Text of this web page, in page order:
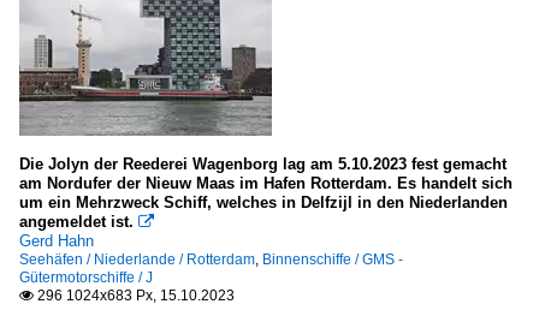
Die Jolyn der Reederei Wagenborg lag am 5.10.2023 fest gemacht
am Nordufer der Nieuw Maas im Hafen Rotterdam. Es handelt sich
um ein Mehrzweck Schiff, welches in Delfzijl in den Niederlanden
angemeldet ist. 
Gerd Hahn
Seehäfen / Niederlande / Rotterdam, Binnenschiffe / GMS -
Gütermotorschiffe / J
 296 1024x683 Px, 15.10.2023